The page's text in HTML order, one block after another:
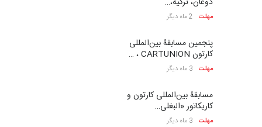
مهلت 2 ماه دیگر
پنجمین مسابقۀ بین‌المللی
کارتون CARTUNION ، …
مهلت 3 ماه دیگر
مسابقۀ بین‌المللی کارتون و
کاریکاتور «البغلی…
مهلت 3 ماه دیگر